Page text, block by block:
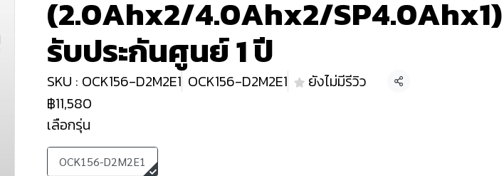
(2.0Ahx2/4.0Ahx2/SP4.0Ahx1)
รับประกันศูนย์ 1 ปี
SKU : OCK156-D2M2E1 OCK156-D2M2E1 ยังไม่มีรีวิว แชร์
฿11,580
เลือกรุ่น
OCK156-D2M2E1